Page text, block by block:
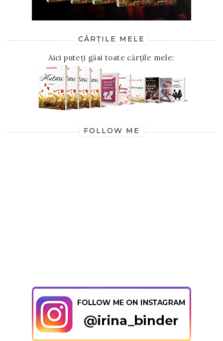
CĂRȚILE MELE
Aici puteți găsi toate cărțile mele:
FOLLOW ME